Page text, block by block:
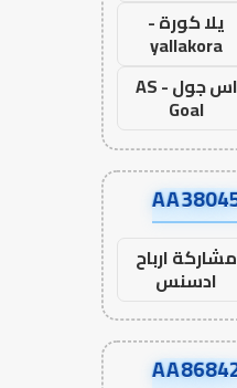
يلا كورة -
yallakora
اس جول - AS
Goal
مشاركة ارباح
ادسنس